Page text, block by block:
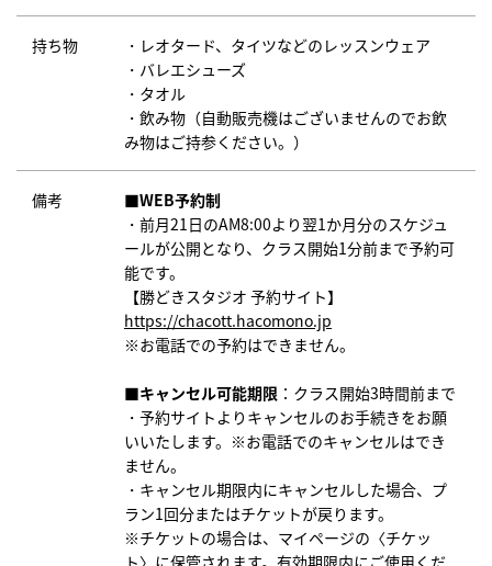
持ち物
・レオタード、タイツなどのレッスンウェア
・バレエシューズ
・タオル
・飲み物（自動販売機はございませんのでお飲
み物はご持参ください。）
備考
■WEB予約制
・前月21日のAM8:00より翌1か月分のスケジュ
ールが公開となり、クラス開始1分前まで予約可
能です。
【勝どきスタジオ 予約サイト】
https://chacott.hacomono.jp
※お電話での予約はできません。
■キャンセル可能期限 ：クラス開始3時間前まで
・予約サイトよりキャンセルのお手続きをお願
いいたします。※お電話でのキャンセルはでき
ません。
・キャンセル期限内にキャンセルした場合、プ
ラン1回分またはチケットが戻ります。
※チケットの場合は、マイページの〈チケッ